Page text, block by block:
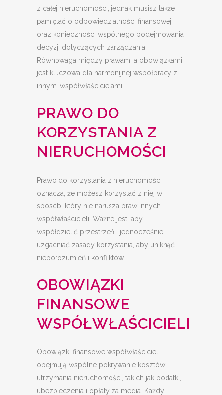
z całej nieruchomości, jednak musisz także
pamiętać o odpowiedzialności finansowej
oraz konieczności wspólnego podejmowania
decyzji dotyczących zarządzania.
Równowaga między prawami a obowiązkami
jest kluczowa dla harmonijnej współpracy z
innymi współwłaścicielami.
PRAWO DO
KORZYSTANIA Z
NIERUCHOMOŚCI
Prawo do korzystania z nieruchomości
oznacza, że możesz korzystać z niej w
sposób, który nie narusza praw innych
współwłaścicieli. Ważne jest, aby
współdzielić przestrzeń i jednocześnie
uzgadniać zasady korzystania, aby uniknąć
nieporozumień i konfliktów.
OBOWIĄZKI
FINANSOWE
WSPÓŁWŁAŚCICIELI
Obowiązki finansowe współwłaścicieli
obejmują wspólne pokrywanie kosztów
utrzymania nieruchomości, takich jak podatki,
ubezpieczenia i opłaty za media. Każdy